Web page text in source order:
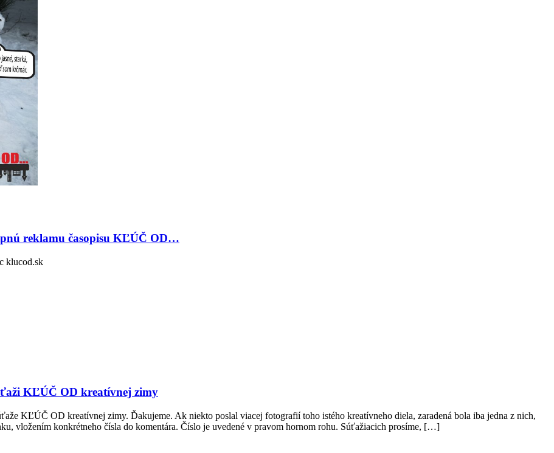
reklamu časopisu KĽÚČ OD…
klucod.sk
KĽÚČ OD kreatívnej zimy
KĽÚČ OD kreatívnej zimy. Ďakujeme. Ak niekto poslal viacej fotografií toho istého kreatívneho diela, zaradená bola iba jedna z nich,
vložením konkrétneho čísla do komentára. Číslo je uvedené v pravom hornom rohu. Súťažiacich prosíme, […]